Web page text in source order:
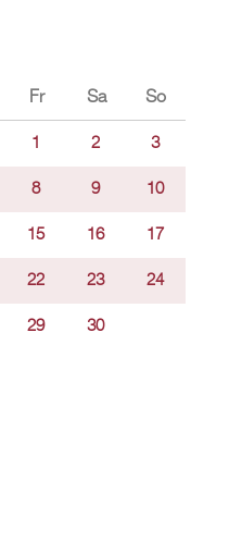
Fr Sa So
1 2 3
8 9 10
15 16 17
22 23 24
29 30